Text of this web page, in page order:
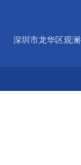
深圳市龙华区观